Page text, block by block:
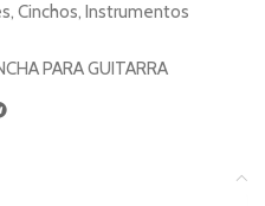
, Cinchos, Instrumentos
PARA GUITARRA